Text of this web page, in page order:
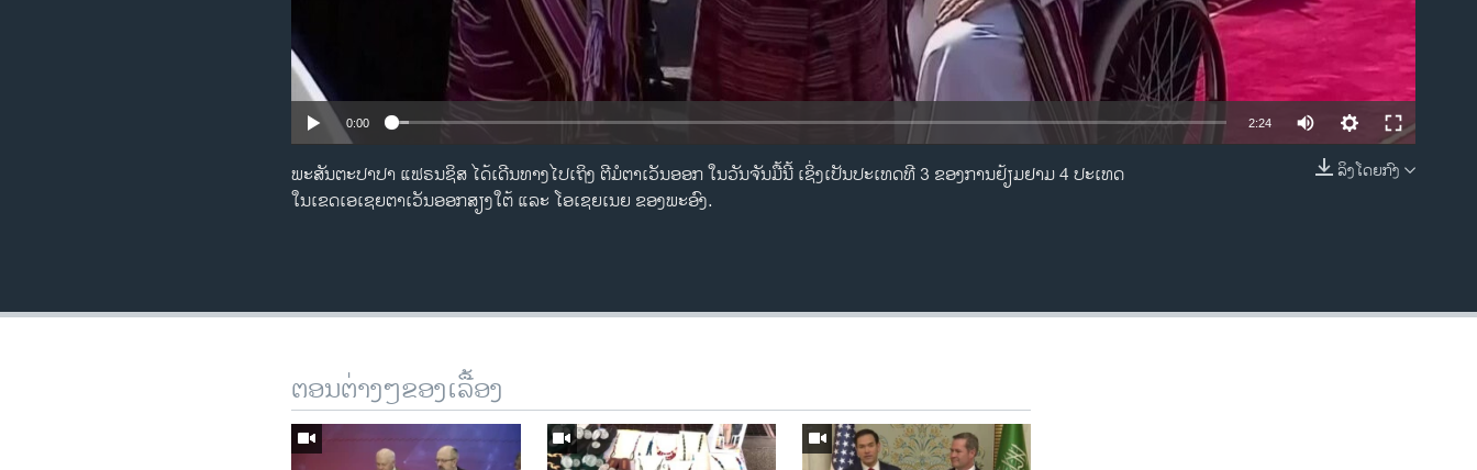
EMBED
0:00 2:24
ລິງໂດຍກົງ
ພະສັນຕະປາປາ ແຟຣນຊິສ ໄດ້ເດີນທາງໄປເຖິງ ຕີມໍຕາເວັນອອກ ໃນວັນຈັນມື້ນີ້ ເຊິ່ງເປັນປະເທດທີ 3 ຂອງການຢ້ຽມຢາມ 4 ປະເທດ
ໃນເຂດເອເຊຍຕາເວັນອອກສຽງໃຕ້ ແລະ ໂອເຊຍເນຍ ຂອງພະອົງ.
ຕອນຕ່າງໆຂອງເລື້ອງ